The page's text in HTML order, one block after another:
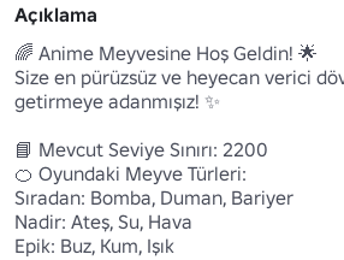
Açıklama
🌈 Anime Meyvesine Hoş Geldin! 🌟
Size en pürüzsüz ve heyecan verici
getirmeye adanmışız! ✨
📘 Mevcut Seviye Sınırı: 2200
🍊 Oyundaki Meyve Türleri:
Sıradan: Bomba, Duman, Bariyer
Nadir: Ateş, Su, Hava
Epik: Buz, Kum, Işık